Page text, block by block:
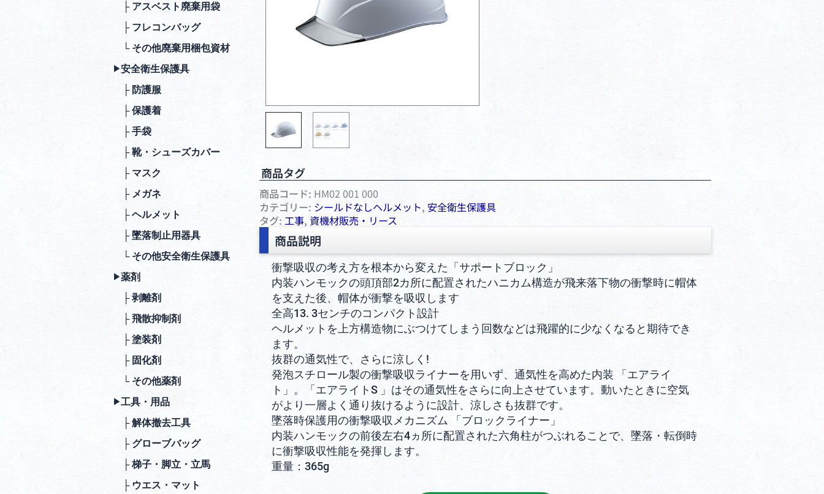
├ アスベスト廃棄用袋
├ フレコンバッグ
└ その他廃棄用梱包資材
▶︎安全衛⽣保護具
├ 防護服
├ 保護着
├ ⼿袋
├ 靴・シューズカバー
├ マスク
├ メガネ
├ ヘルメット
├ 墜落制⽌⽤器具
└ その他安全衛⽣保護具
▶︎薬剤
├ 剥離剤
├ ⾶散抑制剤
├ 塗装剤
├ 固化剤
└ その他薬剤
▶︎⼯具・⽤品
├ 解体撤去⼯具
├ グローブバッグ
├ 梯⼦・脚⽴・⽴⾺
├ ウエス・マット
商品タグ
商品コード: HM02 001 000
カテゴリー: シールドなしヘルメット, 安全衛⽣保護具
タグ:工事, 資機材販売・リース
商品説明
衝撃吸収の考え方を根本から変えた「サポートブロック」
内装ハンモックの頭頂部2カ所に配置されたハニカム構造が飛来落下物の衝撃時に帽体
を支えた後、帽体が衝撃を吸収します
全高13. 3センチのコンパクト設計
ヘルメットを上方構造物にぶつけてしまう回数などは飛躍的に少なくなると期待でき
ます。
抜群の通気性で、さらに涼しく!
発泡スチロール製の衝撃吸収ライナーを用いず、通気性を高めた内装 「エアライ
ト」。「エアライトS 」はその通気性をさらに向上させています。動いたときに空気
がより一層よく通り抜けるように設計、涼しさも抜群です。
墜落時保護用の衝撃吸収メカニズム 「ブロックライナー」
内装ハンモックの前後左右4ヵ所に配置された六角柱がつぶれることで、墜落・転倒時
に衝撃吸収性能を発揮します。
重量：365g